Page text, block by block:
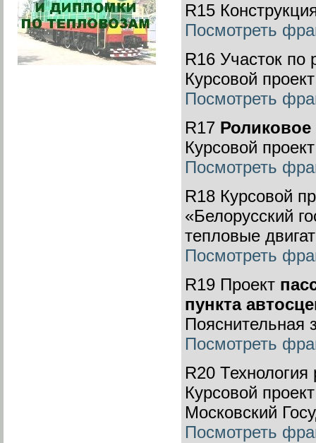
R15
Посмотреть
R16 Участок по
Курсовой проект
Посмотреть
R17 Роликовое
Курсовой проект
Посмотреть
R18 Курсовой
«Белорусский
тепловые
Посмотреть
R19 Проект
пункта
Пояснительная
Посмотреть
R20
Курсовой
Московский
Посмотреть